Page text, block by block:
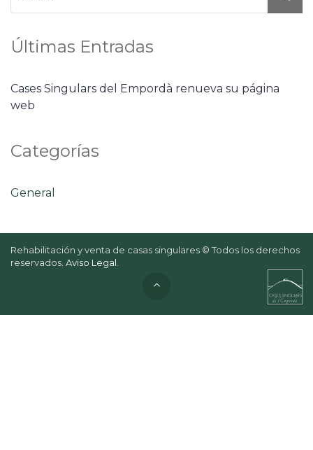
Últimas Entradas
Cases Singulars del Empordà renueva su página
web
Categorías
General
Rehabilitación y venta de casas singulares © Todos los derechos
reservados. Aviso Legal